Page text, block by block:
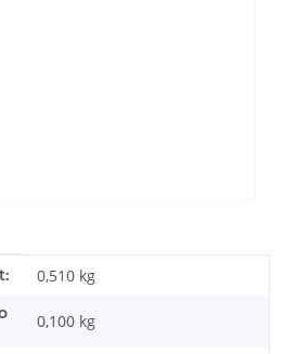
0,510 kg
0,100 kg